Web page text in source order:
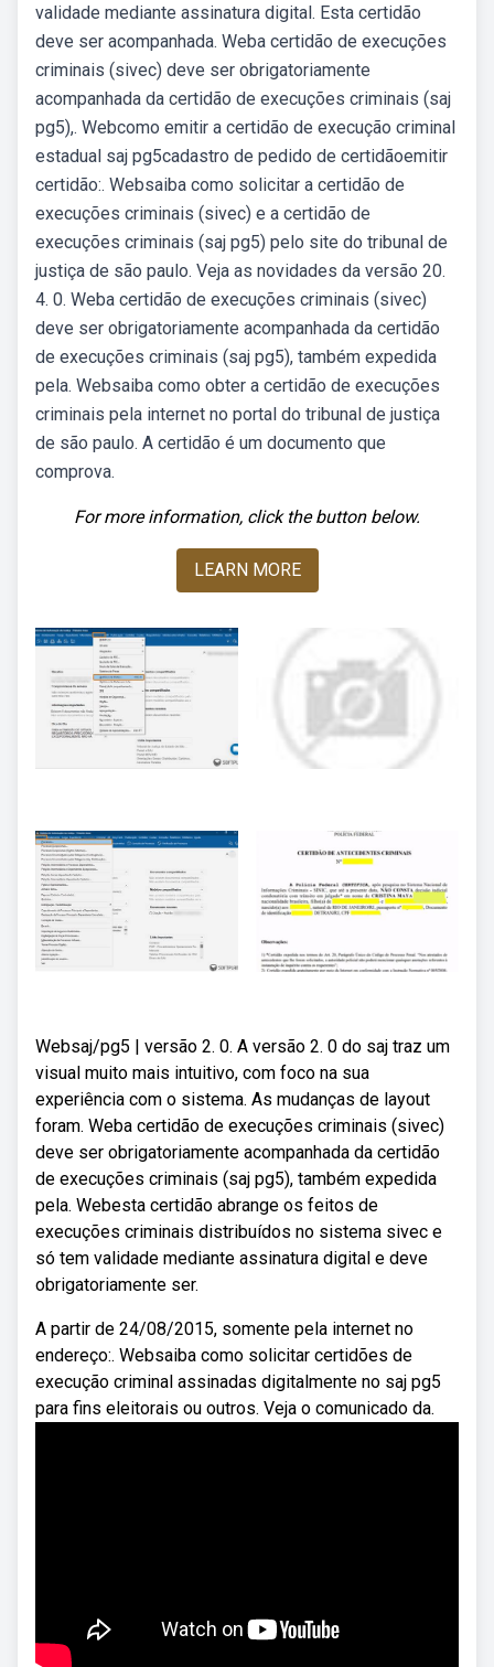
validade mediante assinatura digital. Esta certidão
deve ser acompanhada. Weba certidão de execuções
criminais (sivec) deve ser obrigatoriamente
acompanhada da certidão de execuções criminais (saj
pg5),. Webcomo emitir a certidão de execução criminal
estadual saj pg5cadastro de pedido de certidãoemitir
certidão:. Websaiba como solicitar a certidão de
execuções criminais (sivec) e a certidão de
execuções criminais (saj pg5) pelo site do tribunal de
justiça de são paulo. Veja as novidades da versão 20.
4. 0. Weba certidão de execuções criminais (sivec)
deve ser obrigatoriamente acompanhada da certidão
de execuções criminais (saj pg5), também expedida
pela. Websaiba como obter a certidão de execuções
criminais pela internet no portal do tribunal de justiça
de são paulo. A certidão é um documento que
comprova.
For more information, click the button below.
LEARN MORE
Websaj/pg5 | versão 2. 0. A versão 2. 0 do saj traz um
visual muito mais intuitivo, com foco na sua
experiência com o sistema. As mudanças de layout
foram. Weba certidão de execuções criminais (sivec)
deve ser obrigatoriamente acompanhada da certidão
de execuções criminais (saj pg5), também expedida
pela. Webesta certidão abrange os feitos de
execuções criminais distribuídos no sistema sivec e
só tem validade mediante assinatura digital e deve
obrigatoriamente ser.
A partir de 24/08/2015, somente pela internet no
endereço:. Websaiba como solicitar certidões de
execução criminal assinadas digitalmente no saj pg5
para fins eleitorais ou outros. Veja o comunicado da.